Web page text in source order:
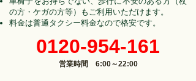
の方・ケガの方等）もご利用いただけます。
料金は普通タクシー料金なので格安です。
0120-954-161
営業時間 6:00～22:00